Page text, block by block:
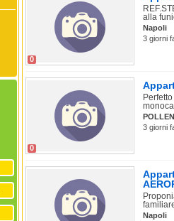
0
alla
Napoli
3 giorni
0
3 giorni
Napoli